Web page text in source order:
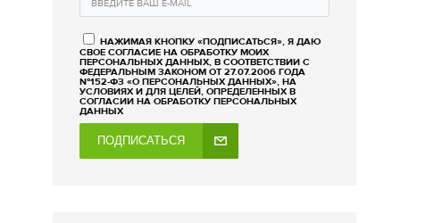
НАЖИМАЯ КНОПКУ «ПОДПИСАТЬСЯ», Я ДАЮ
СВОЕ СОГЛАСИЕ НА ОБРАБОТКУ МОИХ
ПЕРСОНАЛЬНЫХ ДАННЫХ, В СООТВЕТСТВИИ С
ФЕДЕРАЛЬНЫМ ЗАКОНОМ ОТ 27.07.2006 ГОДА
№152-ФЗ «О ПЕРСОНАЛЬНЫХ ДАННЫХ», НА
УСЛОВИЯХ И ДЛЯ ЦЕЛЕЙ, ОПРЕДЕЛЕННЫХ В
СОГЛАСИИ НА ОБРАБОТКУ ПЕРСОНАЛЬНЫХ
ДАННЫХ
ПОДПИСАТЬСЯ